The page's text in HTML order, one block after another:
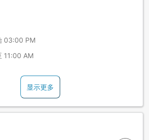
03:00 PM
11:00 AM
显示更多